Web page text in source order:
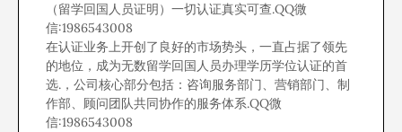
（留学回国人员证明）一切认证真实可查.QQ微
信:1986543008
在认证业务上开创了良好的市场势头，一直占据了领先
的地位，成为无数留学回国人员办理学历学位认证的首
选.，公司核心部分包括：咨询服务部门、营销部门、制
作部、顾问团队共同协作的服务体系.QQ微
信:1986543008